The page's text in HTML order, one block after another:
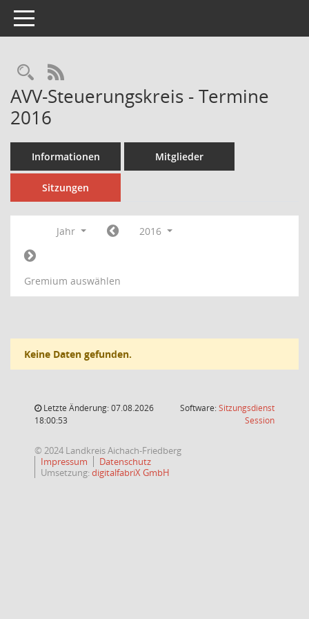
Toggle navigation
Rechercheauswahl
RSS-Feed
AVV-Steuerungskreis - Termine
2016
Informationen Mitglieder
Sitzungen
Jahr 2016
Gremium auswählen
Keine Daten gefunden.
Letzte Änderung: 07.08.2026
18:00:53
Software:Sitzungsdienst
Session(Wird in
© 2024 Landkreis Aichach-Friedberg
Impressum
Datenschutz
Umsetzung:digitalfabriX GmbH